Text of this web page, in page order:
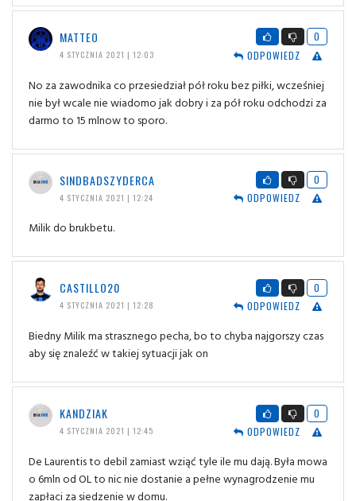
MATTEO
4 STYCZNIA 2021 | 12:03
0
ODPOWIEDZ
No za zawodnika co przesiedział pół roku bez piłki, wcześniej
nie był wcale nie wiadomo jak dobry i za pół roku odchodzi za
darmo to 15 mlnow to sporo.
SINDBADSZYDERCA
4 STYCZNIA 2021 | 12:24
0
ODPOWIEDZ
Milik do brukbetu.
CASTILLO20
4 STYCZNIA 2021 | 12:28
0
ODPOWIEDZ
Biedny Milik ma strasznego pecha, bo to chyba najgorszy czas
aby się znaleźć w takiej sytuacji jak on
KANDZIAK
4 STYCZNIA 2021 | 12:45
0
ODPOWIEDZ
De Laurentis to debil zamiast wziąć tyle ile mu dają. Była mowa
o 6mln od OL to nic nie dostanie a pełne wynagrodzenie mu
zapłaci za siedzenie w domu.